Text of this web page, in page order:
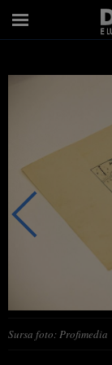
Sursa foto: Profimedia